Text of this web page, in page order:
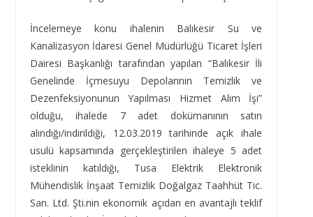
İncelemeye konu ihalenin Balıkesir Su ve
Kanalizasyon İdaresi Genel Müdürlüğü Ticaret İşleri
Dairesi Başkanlığı tarafından yapılan “Balıkesir İli
Genelinde İçmesuyu Depolarının Temizlik ve
Dezenfeksiyonunun Yapılması Hizmet Alım İşi”
olduğu, ihalede 7 adet dokümanının satın
alındığı/indirildiği, 12.03.2019 tarihinde açık ihale
usulü kapsamında gerçekleştirilen ihaleye 5 adet
isteklinin katıldığı, Tusa Elektrik Elektronik
Mühendislik İnşaat Temizlik Doğalgaz Taahhüt Tic.
San. Ltd. Şti.nin ekonomik açıdan en avantajlı teklif